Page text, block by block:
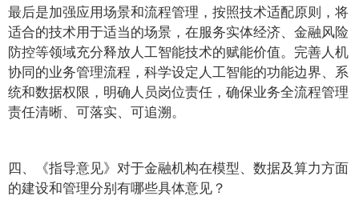
最后是加强应用场景和流程管理，按照技术适配原则，将
适合的技术用于适当的场景，在服务实体经济、金融风险
防控等领域充分释放人工智能技术的赋能价值。完善人机
协同的业务管理流程，科学设定人工智能的功能边界、系
统和数据权限，明确人员岗位责任，确保业务全流程管理
责任清晰、可落实、可追溯。
四、《指导意见》对于金融机构在模型、数据及算力方面
的建设和管理分别有哪些具体意见？